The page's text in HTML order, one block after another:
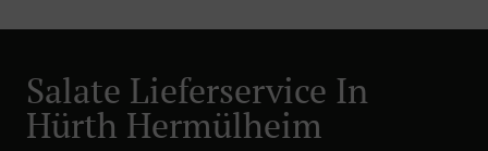
Salate Lieferservice In
Hürth Hermülheim